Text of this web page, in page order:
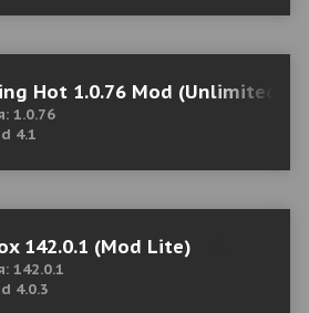
Hot 1.0.76 Mod (Unlimited
1.0.76
4.1
142.0.1 (Mod Lite)
142.0.1
4.0.3